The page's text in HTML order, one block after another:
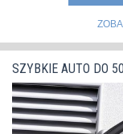
SZYBKIE AUTO DO